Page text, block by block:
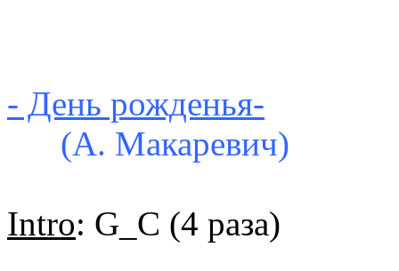
- День рожденья-
(А. Макаревич)
Intro: G_C (4 раза)